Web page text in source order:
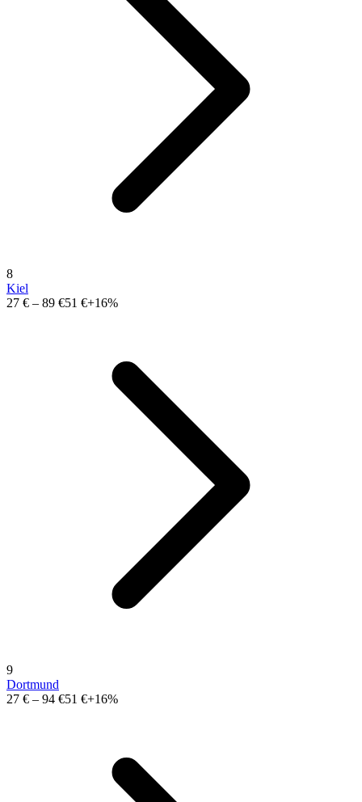
8
Kiel
27 € – 89 €51 €+16%
9
Dortmund
27 € – 94 €51 €+16%